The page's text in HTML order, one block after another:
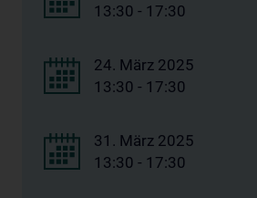
13:30 - 17:30
24. März 2025
13:30 - 17:30
31. März 2025
13:30 - 17:30